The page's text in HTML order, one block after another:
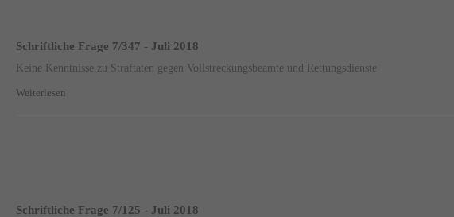
Schriftliche Frage 7/347 - Juli 2018
Keine Kenntnisse zu Straftaten gegen Vollstreckungsbeamte und Rettungsdienste
Weiterlesen
Schriftliche Frage 7/125 - Juli 2018